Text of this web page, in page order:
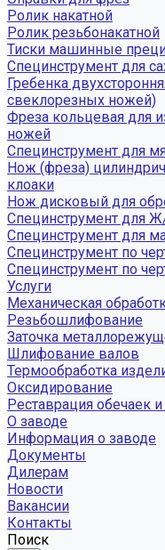
Ролик накатной
Ролик резьбонакатной
Тиски машинные
Специнструмент для
Гребенка
свеклорезных ножей)
Фреза кольцевая для
ножей
Специнструмент для
Нож (фреза)
клоаки
Нож дисковый для
Специнструмент для
Специнструмент для
Специнструмент по
Специнструмент по
Услуги
Механическая
Резьбошлифование
Заточка
Шлифование валов
Термообработка
Оксидирование
Реставрация обечаек
О заводе
Информация о заводе
Документы
Дилерам
Новости
Вакансии
Контакты
Поиск